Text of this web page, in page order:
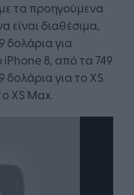
τα προηγούμενα
είναι διαθέσιμα,
δολάρια για
iPhone 8, από τα 749
δολάρια για το XS
XS Max.